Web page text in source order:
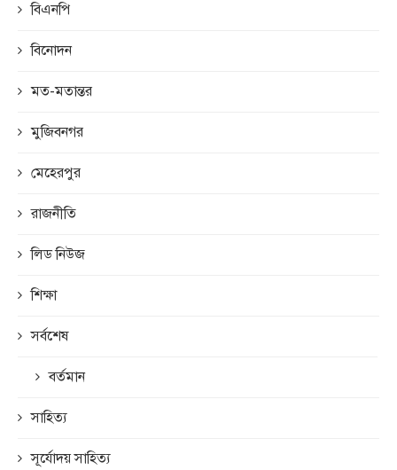
বিএনপি
বিনোদন
মত-মতান্তর
মুজিবনগর
মেহেরপুর
রাজনীতি
লিড নিউজ
শিক্ষা
সর্বশেষ
বর্তমান
সাহিত্য
সূর্যোদয় সাহিত্য